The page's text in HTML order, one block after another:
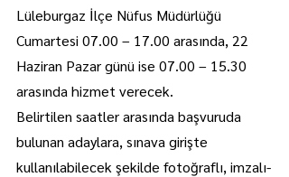
Lüleburgaz İlçe Nüfus Müdürlüğü
Cumartesi 07.00 – 17.00 arasında, 22
Haziran Pazar günü ise 07.00 – 15.30
arasında hizmet verecek.
Belirtilen saatler arasında başvuruda
bulunan adaylara, sınava girişte
kullanılabilecek şekilde fotoğraflı, imzalı-